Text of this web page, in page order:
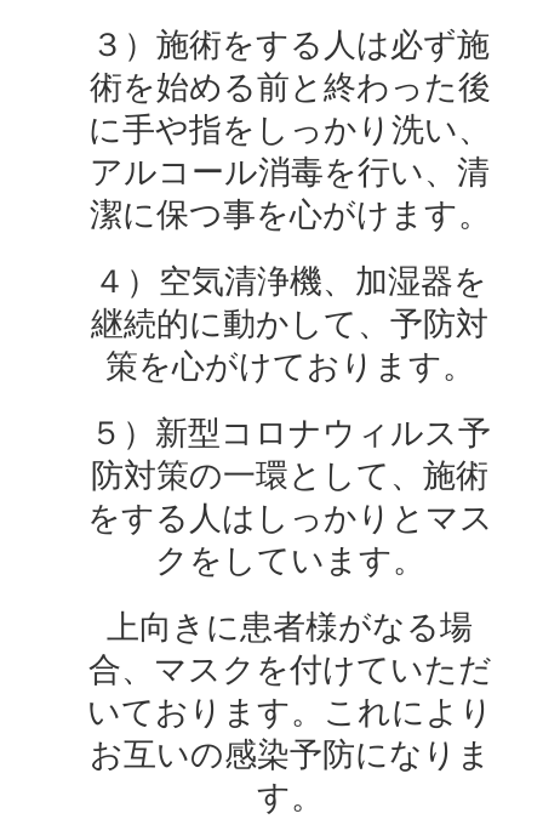
３）施術をする人は必ず施
術を始める前と終わった後
に手や指をしっかり洗い、
アルコール消毒を行い、清
潔に保つ事を心がけます。
４）空気清浄機、加湿器を
継続的に動かして、予防対
策を心がけております。
５）新型コロナウィルス予
防対策の一環として、施術
をする人はしっかりとマス
クをしています。
上向きに患者様がなる場
合、マスクを付けていただ
いております。これにより
お互いの感染予防になりま
す。